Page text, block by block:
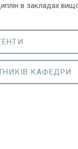
в закладах
КАФЕДРИ